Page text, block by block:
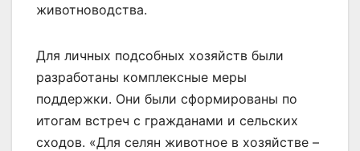
животноводства.
Для личных подсобных хозяйств были
разработаны комплексные меры
поддержки. Они были сформированы по
итогам встреч с гражданами и сельских
сходов. «Для селян животное в хозяйстве –